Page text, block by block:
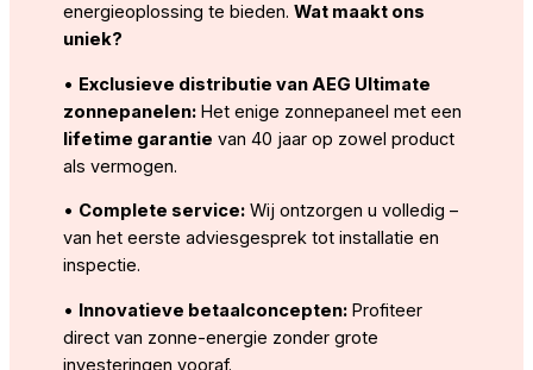
energieoplossing te bieden. Wat maakt ons
uniek?
• Exclusieve distributie van AEG Ultimate
zonnepanelen:Het enige zonnepaneel met een
lifetime garantie van 40 jaar op zowel product
als vermogen.
• Complete service:Wij ontzorgen u volledig –
van het eerste adviesgesprek tot installatie en
inspectie.
• Innovatieve betaalconcepten:Profiteer
direct van zonne-energie zonder grote
investeringen vooraf.